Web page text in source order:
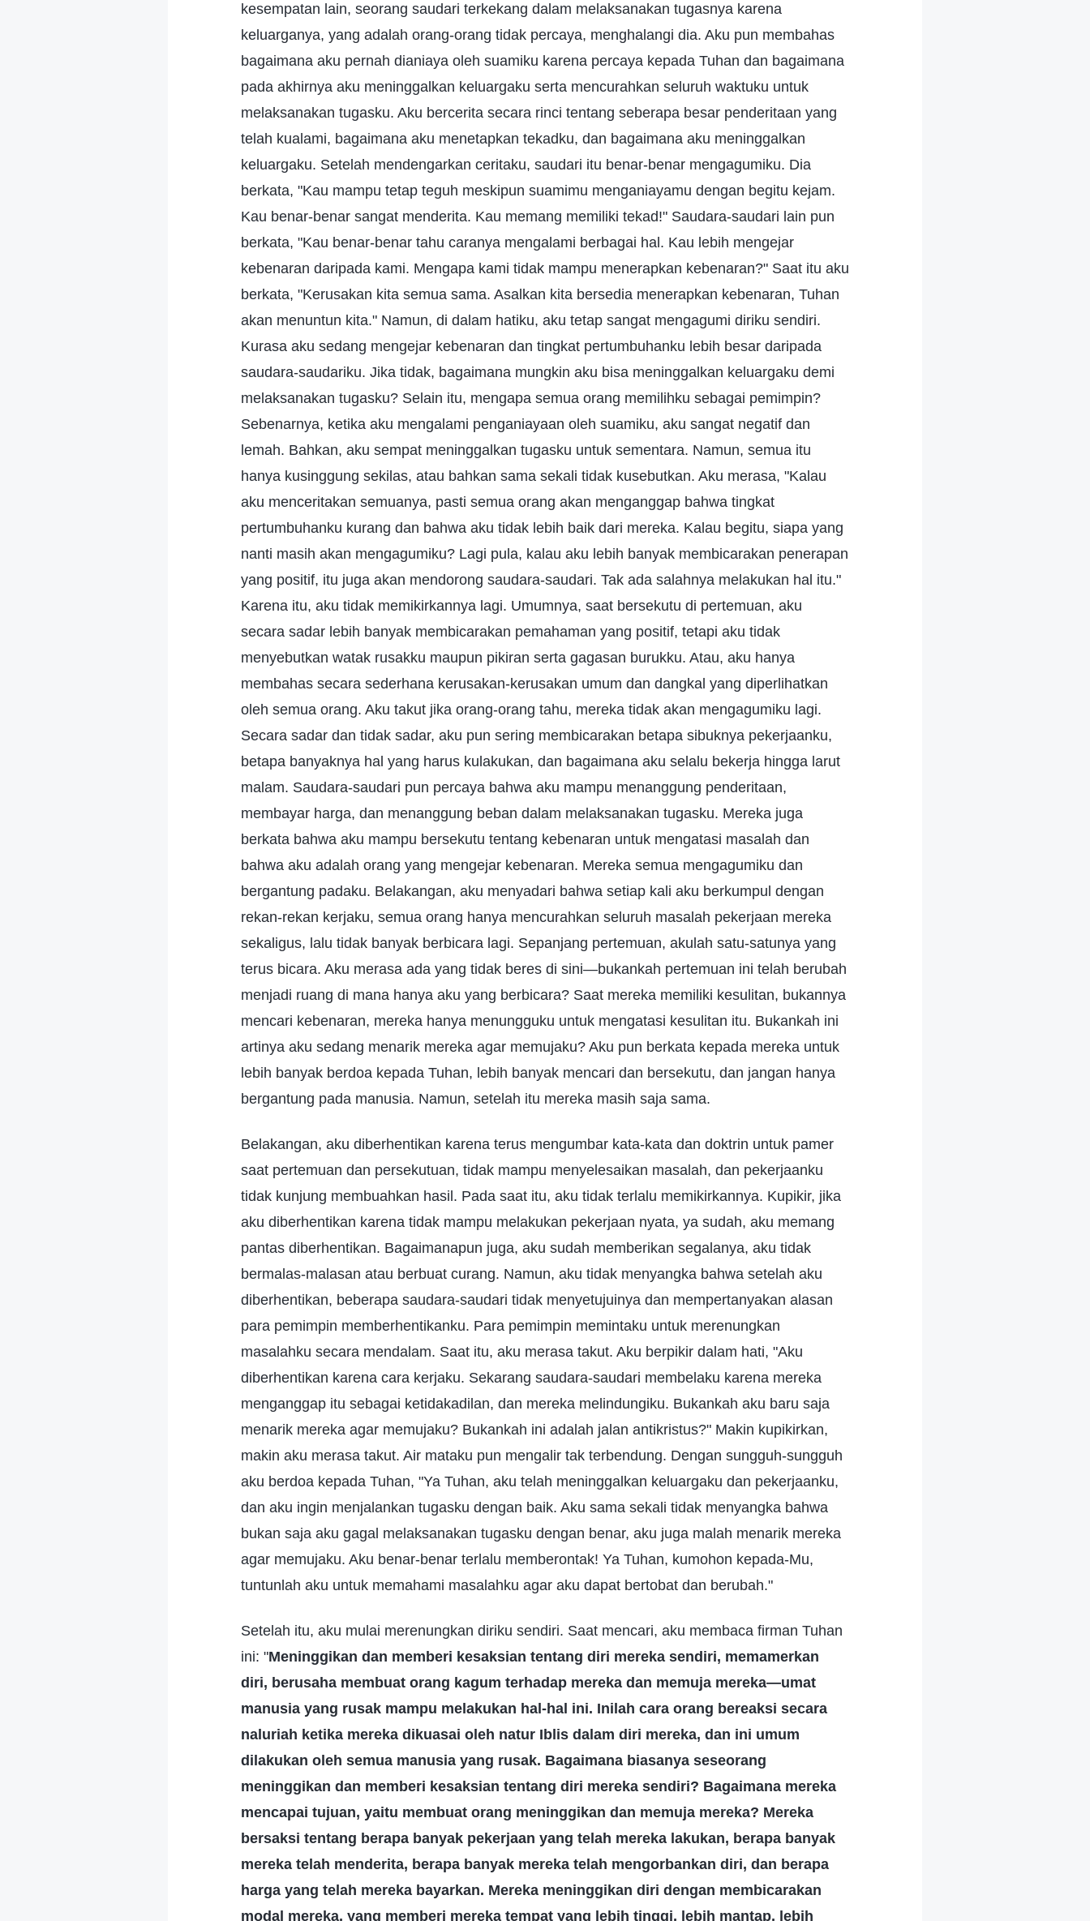
kesempatan lain, seorang saudari terkekang dalam melaksanakan tugasnya karena
keluarganya, yang adalah orang-orang tidak percaya, menghalangi dia. Aku pun membahas
bagaimana aku pernah dianiaya oleh suamiku karena percaya kepada Tuhan dan bagaimana
pada akhirnya aku meninggalkan keluargaku serta mencurahkan seluruh waktuku untuk
melaksanakan tugasku. Aku bercerita secara rinci tentang seberapa besar penderitaan yang
telah kualami, bagaimana aku menetapkan tekadku, dan bagaimana aku meninggalkan
keluargaku. Setelah mendengarkan ceritaku, saudari itu benar-benar mengagumiku. Dia
berkata, "Kau mampu tetap teguh meskipun suamimu menganiayamu dengan begitu kejam.
Kau benar-benar sangat menderita. Kau memang memiliki tekad!" Saudara-saudari lain pun
berkata, "Kau benar-benar tahu caranya mengalami berbagai hal. Kau lebih mengejar
kebenaran daripada kami. Mengapa kami tidak mampu menerapkan kebenaran?" Saat itu aku
berkata, "Kerusakan kita semua sama. Asalkan kita bersedia menerapkan kebenaran, Tuhan
akan menuntun kita." Namun, di dalam hatiku, aku tetap sangat mengagumi diriku sendiri.
Kurasa aku sedang mengejar kebenaran dan tingkat pertumbuhanku lebih besar daripada
saudara-saudariku. Jika tidak, bagaimana mungkin aku bisa meninggalkan keluargaku demi
melaksanakan tugasku? Selain itu, mengapa semua orang memilihku sebagai pemimpin?
Sebenarnya, ketika aku mengalami penganiayaan oleh suamiku, aku sangat negatif dan
lemah. Bahkan, aku sempat meninggalkan tugasku untuk sementara. Namun, semua itu
hanya kusinggung sekilas, atau bahkan sama sekali tidak kusebutkan. Aku merasa, "Kalau
aku menceritakan semuanya, pasti semua orang akan menganggap bahwa tingkat
pertumbuhanku kurang dan bahwa aku tidak lebih baik dari mereka. Kalau begitu, siapa yang
nanti masih akan mengagumiku? Lagi pula, kalau aku lebih banyak membicarakan penerapan
yang positif, itu juga akan mendorong saudara-saudari. Tak ada salahnya melakukan hal itu."
Karena itu, aku tidak memikirkannya lagi. Umumnya, saat bersekutu di pertemuan, aku
secara sadar lebih banyak membicarakan pemahaman yang positif, tetapi aku tidak
menyebutkan watak rusakku maupun pikiran serta gagasan burukku. Atau, aku hanya
membahas secara sederhana kerusakan-kerusakan umum dan dangkal yang diperlihatkan
oleh semua orang. Aku takut jika orang-orang tahu, mereka tidak akan mengagumiku lagi.
Secara sadar dan tidak sadar, aku pun sering membicarakan betapa sibuknya pekerjaanku,
betapa banyaknya hal yang harus kulakukan, dan bagaimana aku selalu bekerja hingga larut
malam. Saudara-saudari pun percaya bahwa aku mampu menanggung penderitaan,
membayar harga, dan menanggung beban dalam melaksanakan tugasku. Mereka juga
berkata bahwa aku mampu bersekutu tentang kebenaran untuk mengatasi masalah dan
bahwa aku adalah orang yang mengejar kebenaran. Mereka semua mengagumiku dan
bergantung padaku. Belakangan, aku menyadari bahwa setiap kali aku berkumpul dengan
rekan-rekan kerjaku, semua orang hanya mencurahkan seluruh masalah pekerjaan mereka
sekaligus, lalu tidak banyak berbicara lagi. Sepanjang pertemuan, akulah satu-satunya yang
terus bicara. Aku merasa ada yang tidak beres di sini—bukankah pertemuan ini telah berubah
menjadi ruang di mana hanya aku yang berbicara? Saat mereka memiliki kesulitan, bukannya
mencari kebenaran, mereka hanya menungguku untuk mengatasi kesulitan itu. Bukankah ini
artinya aku sedang menarik mereka agar memujaku? Aku pun berkata kepada mereka untuk
lebih banyak berdoa kepada Tuhan, lebih banyak mencari dan bersekutu, dan jangan hanya
bergantung pada manusia. Namun, setelah itu mereka masih saja sama.
Belakangan, aku diberhentikan karena terus mengumbar kata-kata dan doktrin untuk pamer
saat pertemuan dan persekutuan, tidak mampu menyelesaikan masalah, dan pekerjaanku
tidak kunjung membuahkan hasil. Pada saat itu, aku tidak terlalu memikirkannya. Kupikir, jika
aku diberhentikan karena tidak mampu melakukan pekerjaan nyata, ya sudah, aku memang
pantas diberhentikan. Bagaimanapun juga, aku sudah memberikan segalanya, aku tidak
bermalas-malasan atau berbuat curang. Namun, aku tidak menyangka bahwa setelah aku
diberhentikan, beberapa saudara-saudari tidak menyetujuinya dan mempertanyakan alasan
para pemimpin memberhentikanku. Para pemimpin memintaku untuk merenungkan
masalahku secara mendalam. Saat itu, aku merasa takut. Aku berpikir dalam hati, "Aku
diberhentikan karena cara kerjaku. Sekarang saudara-saudari membelaku karena mereka
menganggap itu sebagai ketidakadilan, dan mereka melindungiku. Bukankah aku baru saja
menarik mereka agar memujaku? Bukankah ini adalah jalan antikristus?" Makin kupikirkan,
makin aku merasa takut. Air mataku pun mengalir tak terbendung. Dengan sungguh-sungguh
aku berdoa kepada Tuhan, "Ya Tuhan, aku telah meninggalkan keluargaku dan pekerjaanku,
dan aku ingin menjalankan tugasku dengan baik. Aku sama sekali tidak menyangka bahwa
bukan saja aku gagal melaksanakan tugasku dengan benar, aku juga malah menarik mereka
agar memujaku. Aku benar-benar terlalu memberontak! Ya Tuhan, kumohon kepada-Mu,
tuntunlah aku untuk memahami masalahku agar aku dapat bertobat dan berubah."
Setelah itu, aku mulai merenungkan diriku sendiri. Saat mencari, aku membaca firman Tuhan
ini: "Meninggikan dan memberi kesaksian tentang diri mereka sendiri, memamerkan
diri, berusaha membuat orang kagum terhadap mereka dan memuja mereka—umat
manusia yang rusak mampu melakukan hal-hal ini. Inilah cara orang bereaksi secara
naluriah ketika mereka dikuasai oleh natur Iblis dalam diri mereka, dan ini umum
dilakukan oleh semua manusia yang rusak. Bagaimana biasanya seseorang
meninggikan dan memberi kesaksian tentang diri mereka sendiri? Bagaimana mereka
mencapai tujuan, yaitu membuat orang meninggikan dan memuja mereka? Mereka
bersaksi tentang berapa banyak pekerjaan yang telah mereka lakukan, berapa banyak
mereka telah menderita, berapa banyak mereka telah mengorbankan diri, dan berapa
harga yang telah mereka bayarkan. Mereka meninggikan diri dengan membicarakan
modal mereka, yang memberi mereka tempat yang lebih tinggi, lebih mantap, lebih